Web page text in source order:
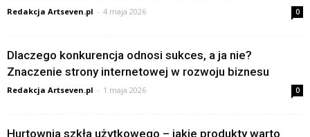
Redakcja Artseven.pl - 4 maja 2026 0
Dlaczego konkurencja odnosi sukces, a ja nie?
Znaczenie strony internetowej w rozwoju biznesu
Redakcja Artseven.pl - 1 maja 2026 0
Hurtownia szkła użytkowego – jakie produkty warto